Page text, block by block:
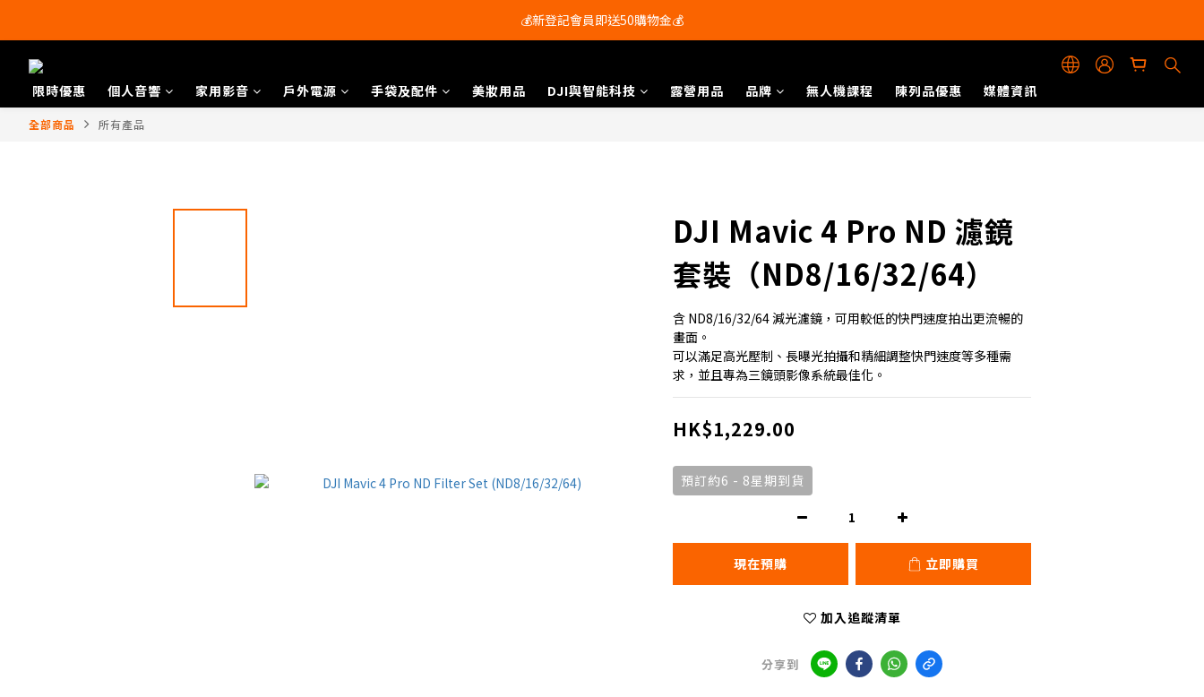
會員尊享購物滿$250即享免運費🚚
💰新登記會員即送50購物金💰
限時優惠
個人音響 家用影音 戶外電源 手袋及配件 美妝用品 DJI與智能科技 露營用品 品牌 無人機課程 陳列品優惠 媒體資訊
全部商品 所有產品
DJI Mavic 4 Pro ND 濾鏡
套裝（ND8/16/32/64）
含 ND8/16/32/64 減光濾鏡，可用較低的快門速度拍出更流暢的
畫面。
可以滿足高光壓制、長曝光拍攝和精細調整快門速度等多種需
求，並且專為三鏡頭影像系統最佳化。
HK$1,229.00
預訂約6 - 8星期到貨
現在預購 立即購買
加入追蹤清單
分享到